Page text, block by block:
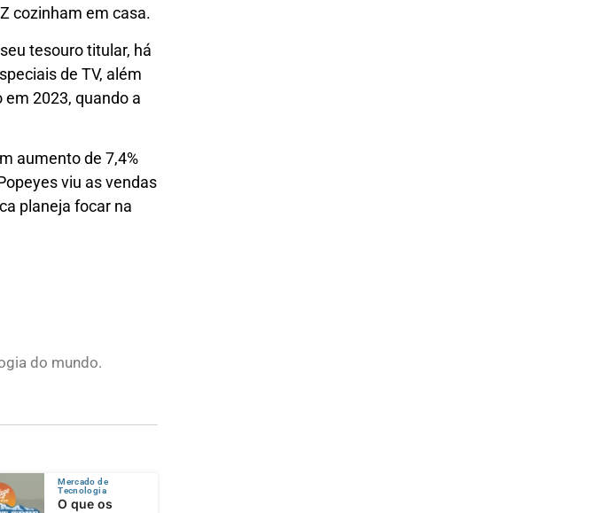
cozinham em casa.
tesouro titular, há
de TV, além
2023, quando a
aumento de 7,4%
viu as vendas
planeja focar na
do mundo.
Mercado de
Tecnologia
O que os